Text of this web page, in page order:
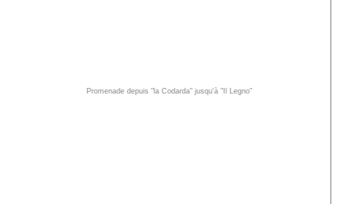
Promenade depuis "la Codarda" jusqu'à "Il Legno"